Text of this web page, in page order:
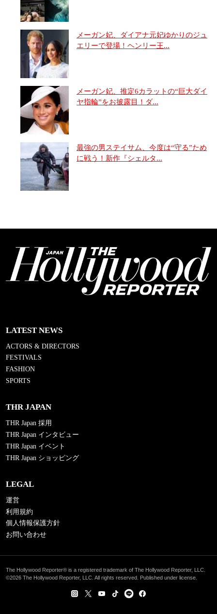
メーガン妃、ダイアナ元妃ゆかりのジュ
エリーで登場！ヘンリー王...
メーガン妃、推定6カラットの“巨大ダイ
ヤ指輪”をお披露目！ダ...
最強の男ステイサム、今度は“守る”ため
に戦う！新作『シェルタ...
LATEST NEWS
ACTORS & DIRECTORS
FESTIVALS
FASHION
SPORTS
THR JAPAN
THR Japan 採用
THR Japan インタビュー
THR Japan イベント
THR Japan ショッピング
LEGAL
運営
利用規約
個人情報保護方針
お問い合わせ
The Hollywood Reporter® is a registered trademark of The Hollywood Reporter, LLC.
©2026 The Hollywood Reporter, LLC. All rights reserved. Published under license.